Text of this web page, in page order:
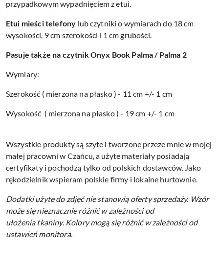
przypadkowym wypadnięciem z etui.
Etui mieści telefony lub czytniki o wymiarach do 18 cm
wysokości, 9 cm szerokości i 1 cm grubości.
Pasuje także na czytnik Onyx Book Palma / Palma 2
Wymiary:
Szerokość ( mierzona na płasko ) - 11 cm +/- 1 cm
Wysokość ( mierzona na płasko ) - 19 cm +/- 1 cm
Wszystkie produkty są szyte i tworzone przeze mnie w mojej
małej pracowni w Czańcu, a użyte materiały posiadają
certyfikaty i pochodzą tylko od polskich dostawców. Jako
rękodzielnik wspieram polskie firmy i lokalne hurtownie.
Dodatki użyte do zdjęć nie stanowią oferty sprzedaży. Wzór
może się nieznacznie różnić w zależności od
ułożenia tkaniny. Kolory mogą się różnić w zależności od
ustawień monitora.